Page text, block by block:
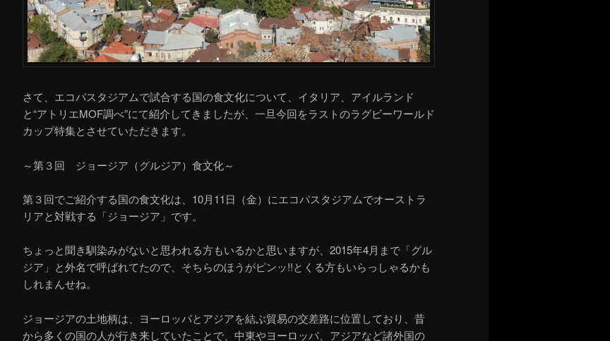
さて、エコパスタジアムで試合する国の食文化について、イタリア、アイルランド
と“アトリエMOF調べ”にて紹介してきましたが、一旦今回をラストのラグビーワールド
カップ特集とさせていただきます。
～第３回 ジョージア（グルジア）食文化～
第３回でご紹介する国の食文化は、 10月11日（金）にエコパスタジアムでオーストラ
リアと対戦する「ジョージア」です。
ちょっと聞き馴染みがないと思われる方もいるかと思いますが、 2015年4月まで「グル
ジア」と外名で呼ばれてたので、そちらのほうがピンッ!!とくる方もいらっしゃるかも
しれまんせね。
ジョージアの土地柄は、ヨーロッパとアジアを結ぶ貿易の交差路に位置しており、昔
から多くの国の人が行き来していたことで、中東やヨーロッパ、アジアなど諸外国の